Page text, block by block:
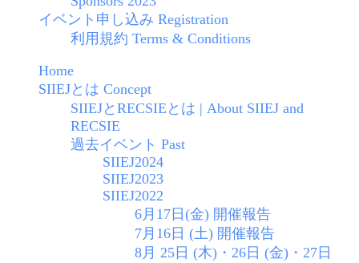
イベント申し込み Registration
利用規約 Terms & Conditions
Home
SIIEJとは Concept
SIIEJとRECSIEとは | About SIIEJ and
RECSIE
過去イベント Past
SIIEJ2024
SIIEJ2023
SIIEJ2022
6月17日(金) 開催報告
7月16日 (土) 開催報告
8月 25日 (木)・26日 (金)・27日